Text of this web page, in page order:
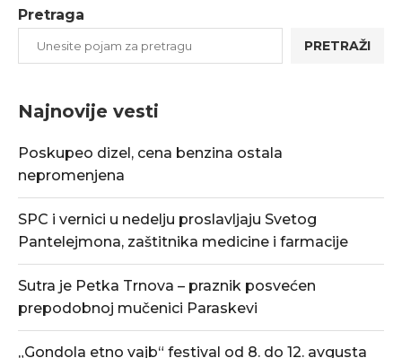
Pretraga
PRETRAŽI
Najnovije vesti
Poskupeo dizel, cena benzina ostala
nepromenjena
SPC i vernici u nedelju proslavljaju Svetog
Pantelejmona, zaštitnika medicine i farmacije
Sutra je Petka Trnova – praznik posvećen
prepodobnoj mučenici Paraskevi
„Gondola etno vajb“ festival od 8. do 12. avgusta